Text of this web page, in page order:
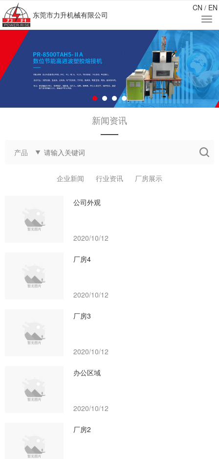
东莞市力升机械有限公司
CN / EN
新闻资讯
——
产品
企业新闻 行业资讯 厂房展示
公司外观
2020/10/12
厂房4
2020/10/12
厂房3
2020/10/12
办公区域
2020/10/12
厂房2